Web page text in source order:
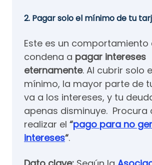
2. Pagar solo el mínimo de tu
Este es un comportamiento
condena a pagar intereses
eternamente. Al cubrir solo
mínimo, la mayor parte de
va a los intereses, y tu
apenas disminuye. Procura
realizar el “pago para no
intereses“.